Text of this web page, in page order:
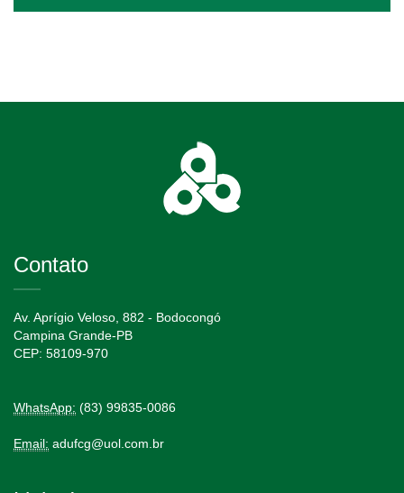
Contato
Av. Aprígio Veloso, 882 - Bodocongó
Campina Grande-PB
CEP: 58109-970
WhatsApp: (83) 99835-0086
Email: adufcg@uol.com.br